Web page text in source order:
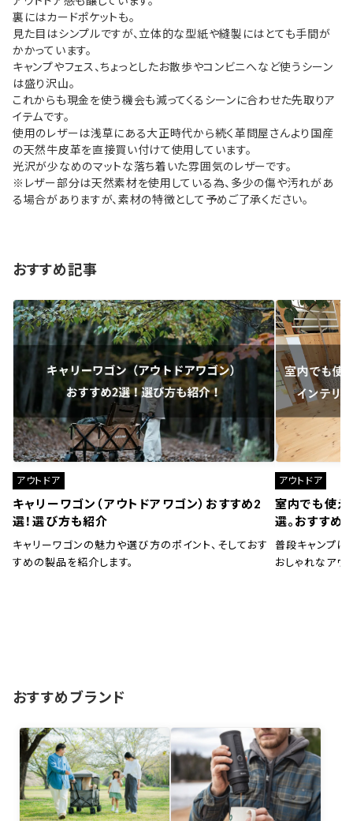
裏にはカードポケットも。
見た目はシンプルですが、立体的な型紙や縫製にはとても手間が
かかっています。
キャンプやフェス、ちょっとしたお散歩やコンビニへなど使うシーン
は盛り沢山。
これからも現金を使う機会も減ってくるシーンに合わせた先取りア
イテムです。
使用のレザーは浅草にある大正時代から続く革問屋さんより国産
の天然牛皮革を直接買い付けて使用しています。
光沢が少なめのマットな落ち着いた雰囲気のレザーです。
※レザー部分は天然素材を使用している為、多少の傷や汚れがあ
る場合がありますが、素材の特徴として予めご了承ください。
おすすめ記事
アウトドア
キャリーワゴン（アウトドアワゴン）おすすめ2
選！選び方も紹介
キャリーワゴンの魅力や選び方のポイント、そしておす
すめの製品を紹介します。
アウトドア
室内でも使え
選。おすすめ
普段キャンプに
おしゃれなアウ
おすすめブランド